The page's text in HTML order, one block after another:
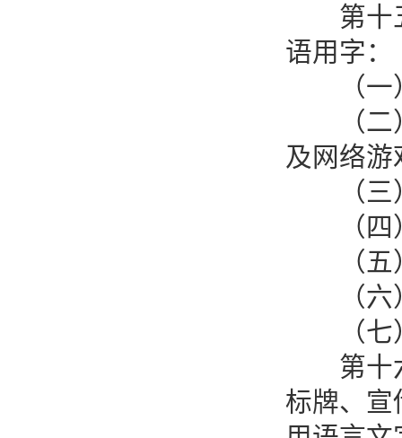
第十五
语用字：
（一）
（二）
及网络游
（三）
（四）
（五）
（六）
（七）
第十六
标牌、宣